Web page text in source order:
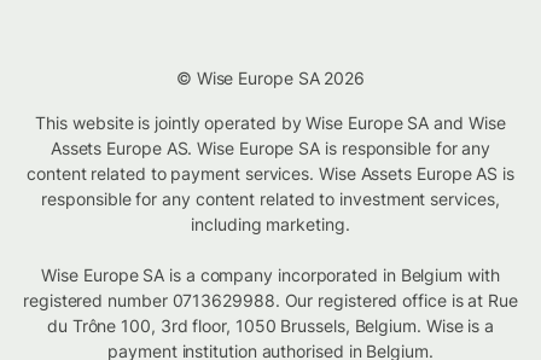
© Wise Europe SA 2026
This website is jointly operated by Wise Europe SA and Wise
Assets Europe AS. Wise Europe SA is responsible for any
content related to payment services. Wise Assets Europe AS is
responsible for any content related to investment services,
including marketing.
Wise Europe SA is a company incorporated in Belgium with
registered number 0713629988. Our registered office is at Rue
du Trône 100, 3rd floor, 1050 Brussels, Belgium. Wise is a
payment institution authorised in Belgium.